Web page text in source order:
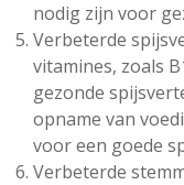
nodig zijn voor
Verbeterde
vitamines, zoals
gezonde
opname van
voor een goede
Verbeterde